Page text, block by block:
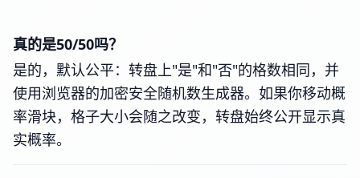
真的是50/50吗？
是的，默认公平：转盘上"是"和"否"的格数相同，并
使用浏览器的加密安全随机数生成器。如果你移动概
率滑块，格子大小会随之改变，转盘始终公开显示真
实概率。